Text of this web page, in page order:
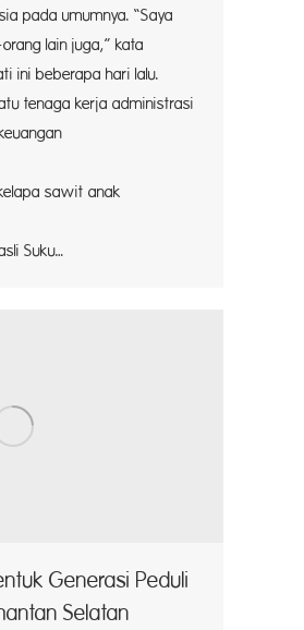
pada umumnya. “Saya
lain juga,” kata
ini beberapa hari lalu.
tenaga kerja administrasi
sawit anak
Suku…
Generasi Peduli
Selatan